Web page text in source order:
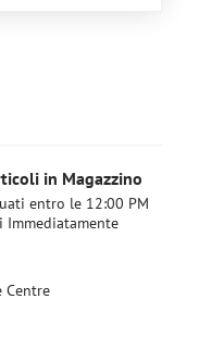
in Magazzino
entro le 12:00 PM
Immediatamente
Centre